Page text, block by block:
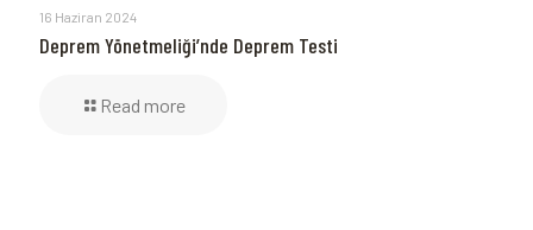
16 Haziran 2024
Deprem Yönetmeliği’nde Deprem Testi
Read more